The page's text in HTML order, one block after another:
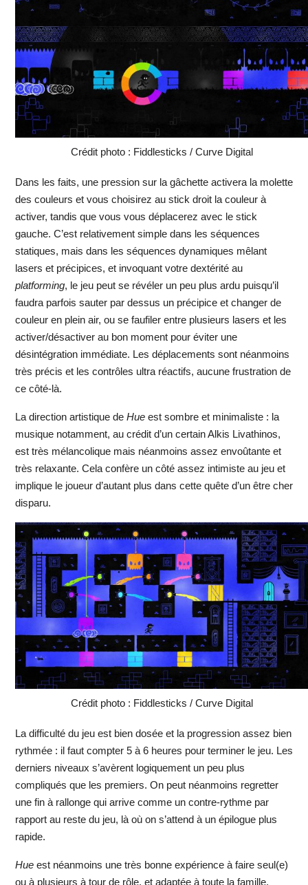
Crédit photo : Fiddlesticks / Curve Digital
Dans les faits, une pression sur la gâchette activera la molette
des couleurs et vous choisirez au stick droit la couleur à
activer, tandis que vous vous déplacerez avec le stick
gauche. C’est relativement simple dans les séquences
statiques, mais dans les séquences dynamiques mêlant
lasers et précipices, et invoquant votre dextérité au
platforming, le jeu peut se révéler un peu plus ardu puisqu’il
faudra parfois sauter par dessus un précipice et changer de
couleur en plein air, ou se faufiler entre plusieurs lasers et les
activer/désactiver au bon moment pour éviter une
désintégration immédiate. Les déplacements sont néanmoins
très précis et les contrôles ultra réactifs, aucune frustration de
ce côté-là.
La direction artistique de Hueest sombre et minimaliste : la
musique notamment, au crédit d’un certain Alkis Livathinos,
est très mélancolique mais néanmoins assez envoûtante et
très relaxante. Cela confère un côté assez intimiste au jeu et
implique le joueur d’autant plus dans cette quête d’un être cher
disparu.
Crédit photo : Fiddlesticks / Curve Digital
La difficulté du jeu est bien dosée et la progression assez bien
rythmée : il faut compter 5 à 6 heures pour terminer le jeu. Les
derniers niveaux s’avèrent logiquement un peu plus
compliqués que les premiers. On peut néanmoins regretter
une fin à rallonge qui arrive comme un contre-rythme par
rapport au reste du jeu, là où on s’attend à un épilogue plus
rapide.
Hueest néanmoins une très bonne expérience à faire seul(e)
ou à plusieurs à tour de rôle, et adaptée à toute la famille.